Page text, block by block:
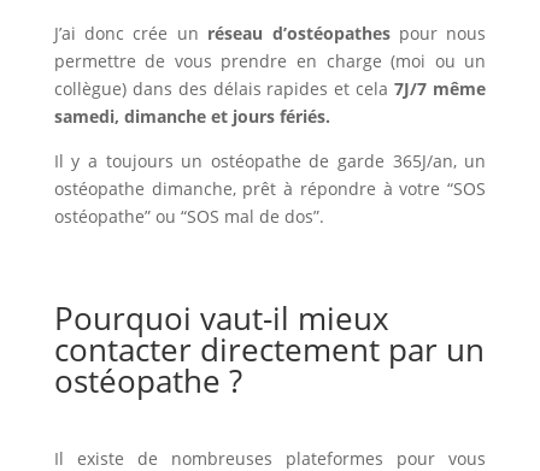
J’ai donc crée un réseau d’ostéopathespour nous
permettre de vous prendre en charge (moi ou un
collègue) dans des délais rapides et cela7J/7 même
samedi, dimanche et jours fériés.
Il y a toujours un ostéopathe de garde 365J/an, un
ostéopathe dimanche, prêt à répondre à votre “SOS
ostéopathe” ou “SOS mal de dos”.
Pourquoi vaut-il mieux
contacter directement par un
ostéopathe ?
Il existe de nombreuses plateformes pour vous